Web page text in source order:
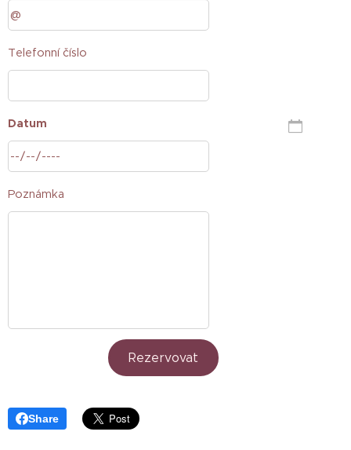
Telefonní číslo
Datum
Poznámka
Rezervovat
Share